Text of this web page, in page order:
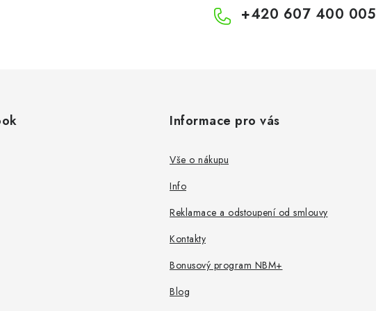
+420 607 400 005
Informace pro vás
Vše o nákupu
Info
Reklamace a odstoupení od smlouvy
Kontakty
Bonusový program NBM+
Blog